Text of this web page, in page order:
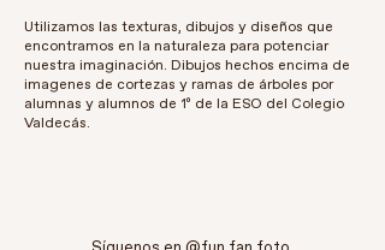
Utilizamos las texturas, dibujos y diseños que
encontramos en la naturaleza para potenciar
nuestra imaginación. Dibujos hechos encima de
imagenes de cortezas y ramas de árboles por
alumnas y alumnos de 1º de la ESO del Colegio
Valdecás.